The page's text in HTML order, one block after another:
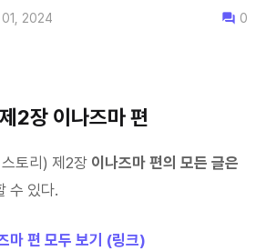
01, 2024 0
2장 이나즈마 편
토리) 제2장 이나즈마 편의 모든 글은
수 있다.
마 편 모두 보기 (링크)